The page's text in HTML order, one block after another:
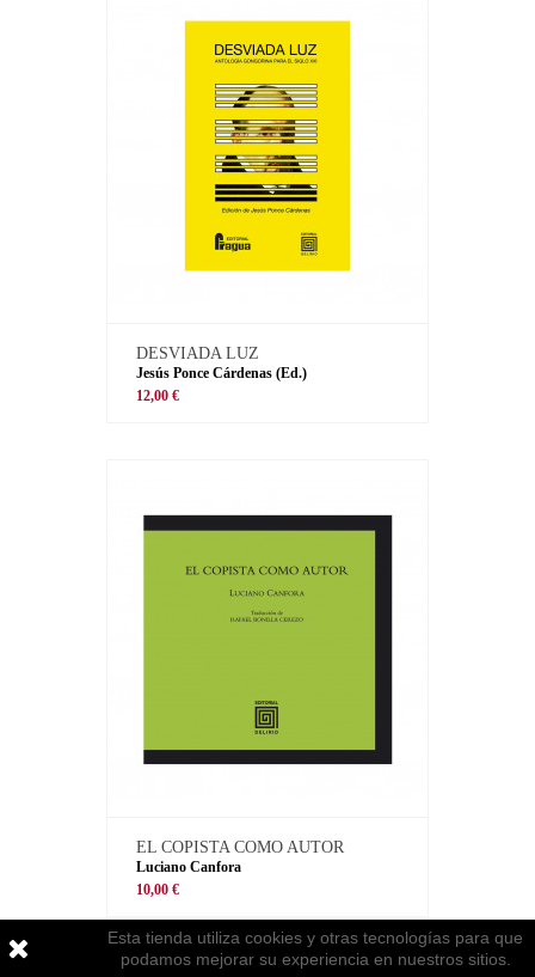
DESVIADA LUZ
Jesús Ponce Cárdenas (Ed.)
12,00 €
EL COPISTA COMO AUTOR
Luciano Canfora
10,00 €
Esta tienda utiliza cookies y otras tecnologías para que
podamos mejorar su experiencia en nuestros sitios.